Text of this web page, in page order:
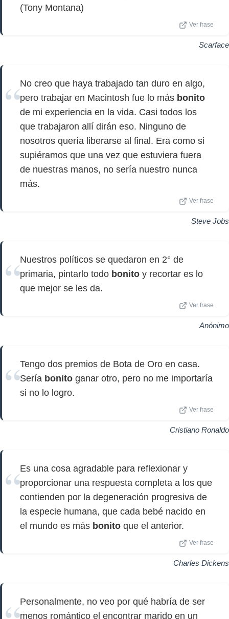
(Tony Montana)
Ver frase
Scarface
No creo que haya trabajado tan duro en algo,
pero trabajar en Macintosh fue lo más bonito
de mi experiencia en la vida. Casi todos los
que trabajaron allí dirán eso. Ninguno de
nosotros quería liberarse al final. Era como si
supiéramos que una vez que estuviera fuera
de nuestras manos, no sería nuestro nunca
más.
Ver frase
Steve Jobs
Nuestros políticos se quedaron en 2° de
primaria, pintarlo todo bonito y recortar es lo
que mejor se les da.
Ver frase
Anónimo
Tengo dos premios de Bota de Oro en casa.
Sería bonito ganar otro, pero no me importaría
si no lo logro.
Ver frase
Cristiano Ronaldo
Es una cosa agradable para reflexionar y
proporcionar una respuesta completa a los que
contienden por la degeneración progresiva de
la especie humana, que cada bebé nacido en
el mundo es más bonito que el anterior.
Ver frase
Charles Dickens
Personalmente, no veo por qué habría de ser
menos romántico el encontrar marido en un